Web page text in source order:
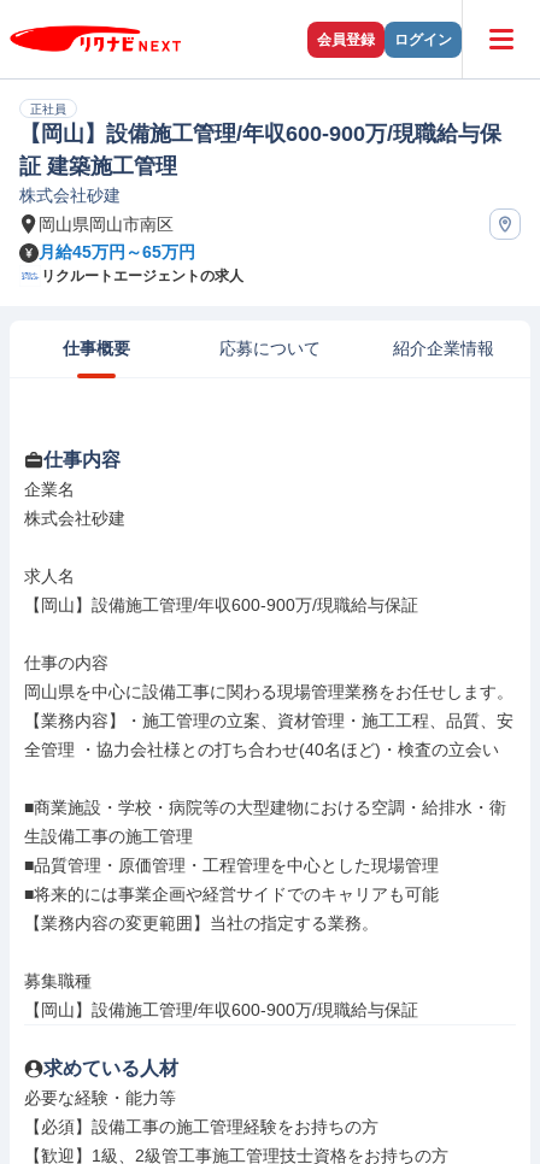
会員登録 ログイン
正社員
【岡山】設備施工管理/年収600-900万/現職給与保
証 建築施工管理
株式会社砂建
岡山県岡山市南区
月給45万円～65万円
リクルートエージェントの求人
仕事概要 応募について 紹介企業情報
仕事内容
企業名
株式会社砂建
求人名
【岡山】設備施工管理/年収600-900万/現職給与保証
仕事の内容
岡山県を中心に設備工事に関わる現場管理業務をお任せします。
【業務内容】・施工管理の立案、資材管理・施工工程、品質、安
全管理 ・協力会社様との打ち合わせ(40名ほど)・検査の立会い
■商業施設・学校・病院等の大型建物における空調・給排水・衛
生設備工事の施工管理
■品質管理・原価管理・工程管理を中心とした現場管理
■将来的には事業企画や経営サイドでのキャリアも可能
【業務内容の変更範囲】当社の指定する業務。
募集職種
【岡山】設備施工管理/年収600-900万/現職給与保証
求めている人材
必要な経験・能力等
【必須】設備工事の施工管理経験をお持ちの方
【歓迎】1級、2級管工事施工管理技士資格をお持ちの方